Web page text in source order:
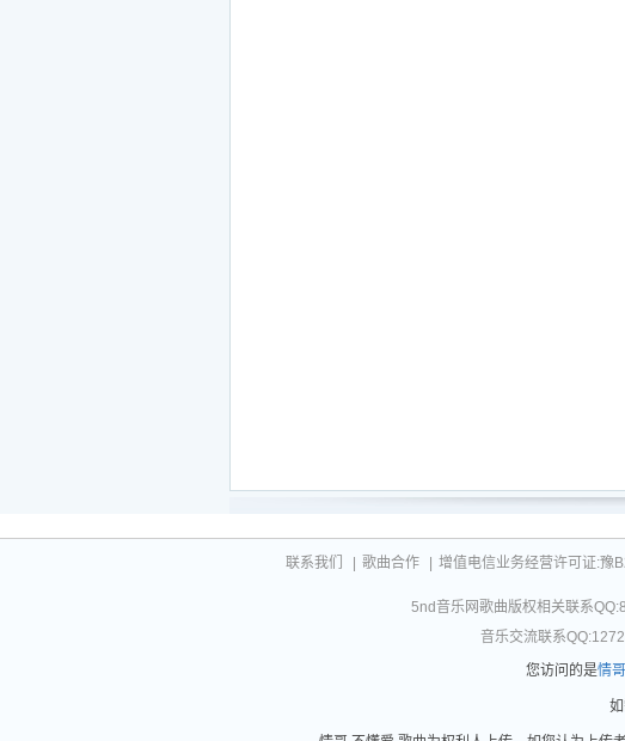
联系我们 歌曲合作 增值电信业务经营许可证:豫
5nd音乐网歌曲版权相关联系
音乐交流联系
您访问的是情哥